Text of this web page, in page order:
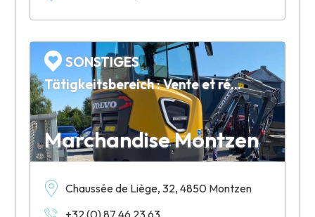
Marchandise Montzen
SONSTIGES
Tätigkeitsbereich : Vente et réparation de matériel de génie civil
Chaussée de Liège, 32, 4850 Montzen
+32 (0) 87 46 23 63